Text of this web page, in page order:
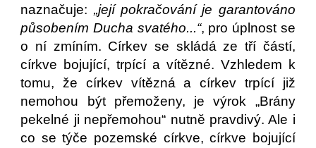
naznačuje: „její pokračování je garantováno
působením Ducha svatého...“, pro úplnost se
o ní zmíním. Církev se skládá ze tří částí,
církve bojující, trpící a vítězné. Vzhledem k
tomu, že církev vítězná a církev trpící již
nemohou být přemoženy, je výrok „Brány
pekelné ji nepřemohou“ nutně pravdivý. Ale i
co se týče pozemské církve, církve bojující